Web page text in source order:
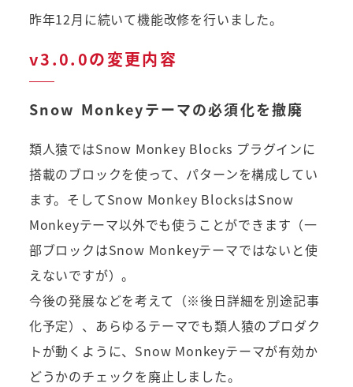
昨年12月に続いて機能改修を行いました。
v3.0.0の変更内容
Snow Monkeyテーマの必須化を撤廃
類人猿ではSnow Monkey Blocks プラグインに
搭載のブロックを使って、パターンを構成してい
ます。そしてSnow Monkey BlocksはSnow
Monkeyテーマ以外でも使うことができます（一
部ブロックはSnow Monkeyテーマではないと使
えないですが）。
今後の発展などを考えて（※後日詳細を別途記事
化予定）、あらゆるテーマでも類人猿のプロダク
トが動くように、Snow Monkeyテーマが有効か
どうかのチェックを廃止しました。